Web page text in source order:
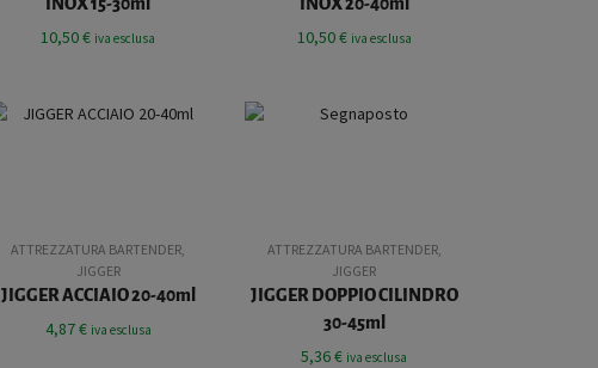
10,50€ iva esclusa 10,50€ iva esclusa
ATTREZZATURA BARTENDER
JIGGER
JIGGER ACCIAIO 20-40ml
4,87€ iva esclusa
ATTREZZATURA BARTENDER,
JIGGER
JIGGER DOPPIO CILINDRO
30-45ml
5,36€ iva esclusa